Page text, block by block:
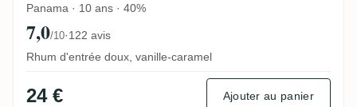
Panama · 10 ans · 40%
7,0/10·122 avis
Rhum d'entrée doux, vanille-caramel
24 € Ajouter au panier